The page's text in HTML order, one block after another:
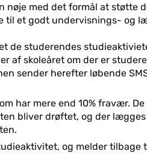
nøje med det formål at støtte
til et godt undervisnings- og
de studerendes
af skoleåret om der er
sender herefter løbende
har mere end 10% fravær.
bliver drøftet, og der lægges
og melder tilbage